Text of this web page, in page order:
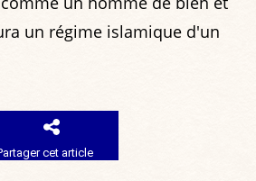
un régime islamique d'un
cet article